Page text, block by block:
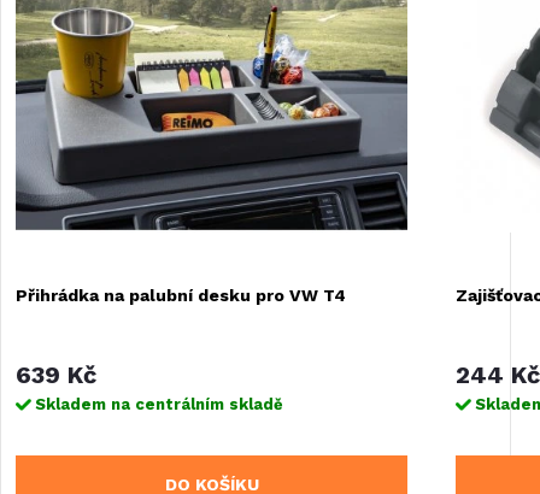
Přihrádka na palubní desku pro VW T4
639 Kč
Skladem na centrálním skladě
DO KOŠÍKU
244 Kč